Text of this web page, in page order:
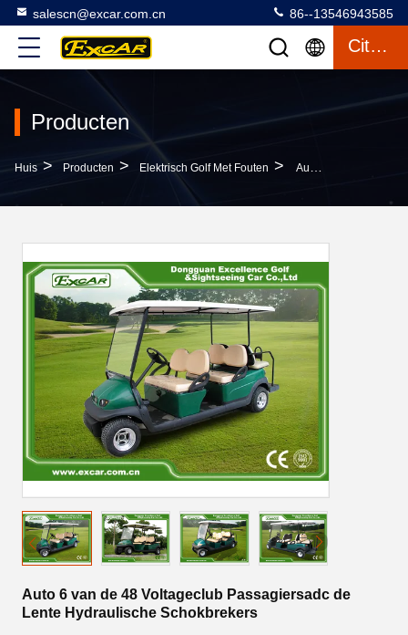
salescn@excar.com.cn 86--13546943585
Citaat
Producten
Huis > Producten > Elektrisch Golf Met Fouten > Auto 6 Van De 48 Voltageclub Passagiersadc De Lente Hydraulische Schokbrekers
Auto 6 van de 48 Voltageclub Passagiersadc de
Lente Hydraulische Schokbrekers